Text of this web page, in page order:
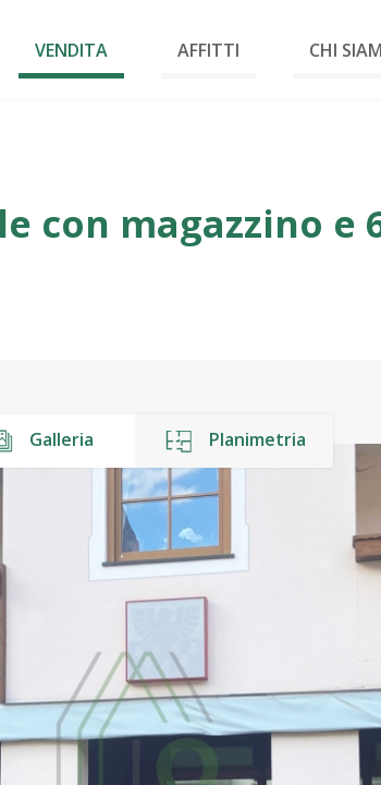
VENDITA AFFITTI CHI
con magazzino e
Galleria Planimetria